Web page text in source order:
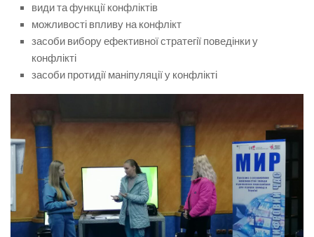
види та функції конфліктів
можливості впливу на конфлікт
засоби вибору ефективної стратегії поведінки у
конфлікті
засоби протидії маніпуляції у конфлікті